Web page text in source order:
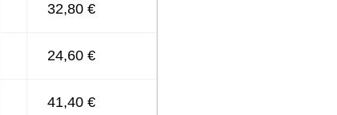
32,80 €
24,60 €
41,40 €